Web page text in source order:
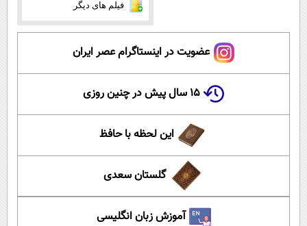
فیلم های دیگر
عضویت در اینستاگرام عصر ایران
۱۵ سال پیش در چنین روزی
این لحظه با حافظ
گلستان سعدی
آموزش زبان انگلیسی